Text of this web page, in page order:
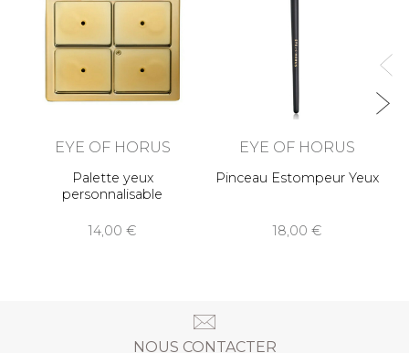
EYE OF HORUS
Palette yeux
personnalisable
14,00
EYE OF HORUS
Pinceau Estompeur Yeux
18,00
NOUS CONTACTER